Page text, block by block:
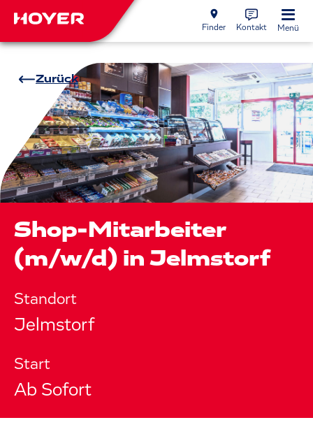
Finder Kontakt Menü
Zurück
Shop-Mitarbeiter
(m/w/d) in Jelmstorf
Standort
Jelmstorf
Start
Ab Sofort